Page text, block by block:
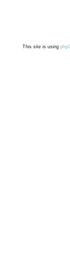
This site is using